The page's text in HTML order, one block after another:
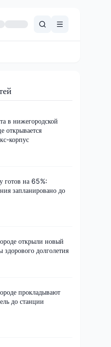
в нижегородской
открывается
корпус
готов на 65%:
запланировано до
открыли новый
долголетия
прокладывают
до станции